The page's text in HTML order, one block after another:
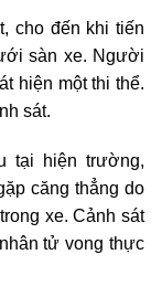
cho đến khi tiến
sàn xe. Người
hiện một thi thể.
sát.
tại hiện trường,
căng thẳng do
xe. Cảnh sát
tử vong thực